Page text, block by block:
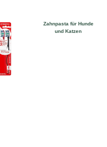
Zahnpasta für Hunde
und Katzen